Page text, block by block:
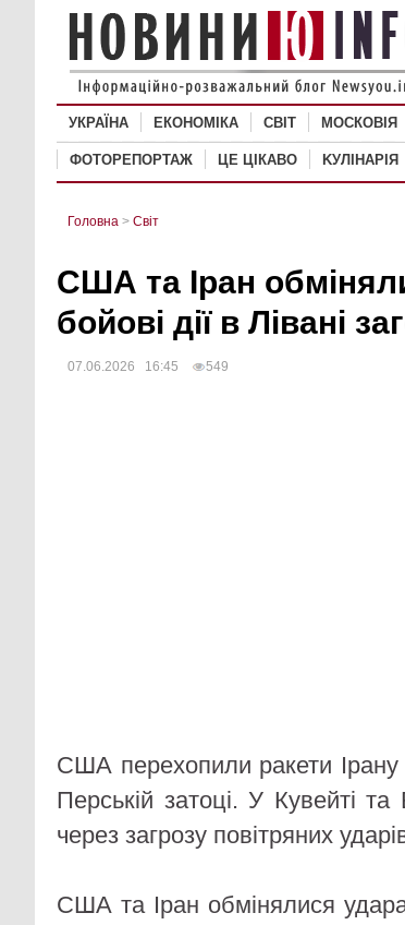
УКРАЇНА ЕКОНОМІКА СВІТ MОСКОВІЯ
ФОТОРЕПОРТАЖ ЦЕ ЦІКАВО KУЛІНАРІЯ
Головна > Світ
США та Іран
бойові дії в Лівані
07.06.2026 16:45 549
США перехопили ракети
Перській затоці. У Кувейті
через загрозу повітряних
США та Іран обмінялися